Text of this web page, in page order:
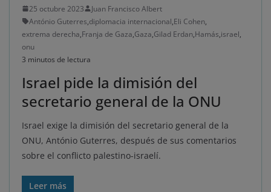
25 octubre 2023
Juan Francisco Albert
António Guterres,diplomacia internacional,Eli Cohen,
extrema derecha,Franja de Gaza,Gaza,Gilad Erdan,Hamás,israel,
onu
3 minutos de lectura
Israel pide la dimisión del
secretario general de la ONU
Israel exige la dimisión del secretario general de la
ONU, António Guterres, después de sus comentarios
sobre el conflicto palestino-israelí.
Leer más